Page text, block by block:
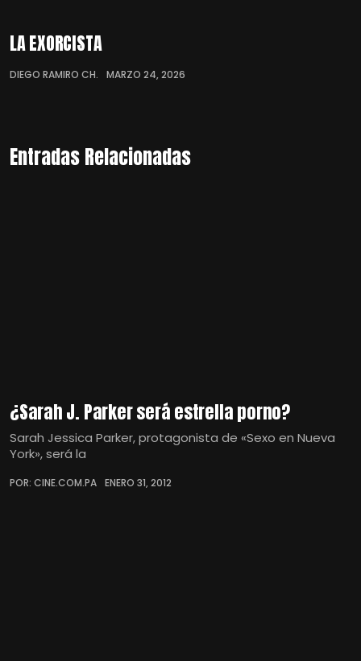
LA EXORCISTA
DIEGO RAMIRO CH. MARZO 24, 2026
Entradas Relacionadas
¿Sarah J. Parker será estrella porno?
Sarah Jessica Parker, protagonista de «Sexo en Nueva
York», será la
POR: CINE.COM.PA ENERO 31, 2012